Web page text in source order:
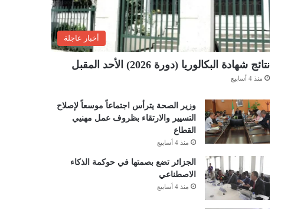
أخبار عاجلة
نتائج شهادة البكالوريا (دورة 2026) الأحد المقبل
منذ 4 أسابيع
وزير الصحة يترأس اجتماعاً موسعاً لإصلاح
التسيير والارتقاء بظروف عمل مهنيي
القطاع
منذ 4 أسابيع
الجزائر تضع بصمتها في حوكمة الذكاء
الاصطناعي
منذ 4 أسابيع